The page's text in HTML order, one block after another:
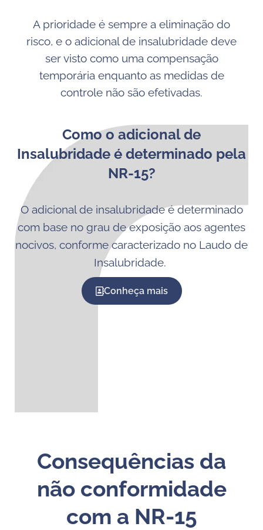
A prioridade é sempre a eliminação do
risco, e o adicional de insalubridade deve
ser visto como uma compensação
temporária enquanto as medidas de
controle não são efetivadas.
Como o adicional de
Insalubridade é determinado pela
NR-15?
O adicional de insalubridade é determinado
com base no grau de exposição aos agentes
nocivos, conforme caracterizado no Laudo de
Insalubridade.
Conheça mais
Consequências da
não conformidade
com a NR-15